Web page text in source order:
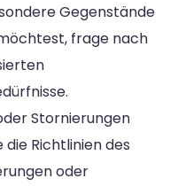
Gegenstände
frage nach
Stornierungen
Richtlinien des
oder